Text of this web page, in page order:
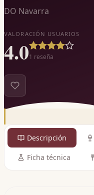
DO Navarra
VALORACIÓN USUARIOS
4.01 reseña
Descripción
Ficha técnica